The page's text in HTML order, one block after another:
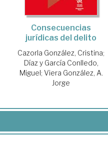
Consecuencias
jurídicas del delito
Cazorla González, Cristina;
Díaz y García Conlledo,
Miguel; Viera González, A.
Jorge